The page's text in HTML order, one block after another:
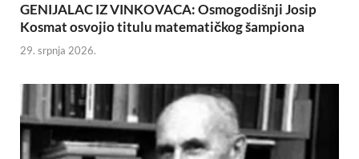
GENIJALAC IZ VINKOVACA: Osmogodišnji Josip
Kosmat osvojio titulu matematičkog šampiona
29. srpnja 2026.